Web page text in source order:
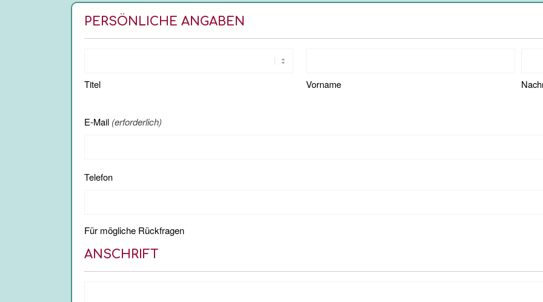
PERSÖNLICHE ANGABEN
Titel
Vorname
E-Mail (erforderlich)
Telefon
Für mögliche Rückfragen
ANSCHRIFT